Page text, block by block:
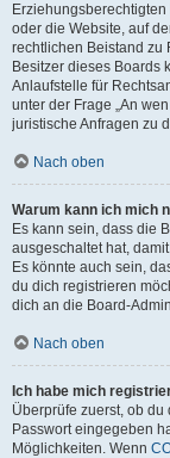
oder die Website, auf
rechtlichen Beistand zu
Besitzer dieses Boards
Anlaufstelle für
unter der Frage „An
juristische Anfragen zu
Nach oben
Warum kann ich mich
Es kann sein, dass die
ausgeschaltet hat,
Es könnte auch sein,
du dich registrieren
dich an die Board-
Nach oben
Ich habe mich
Überprüfe zuerst, ob
Passwort eingegeben
Möglichkeiten. Wenn